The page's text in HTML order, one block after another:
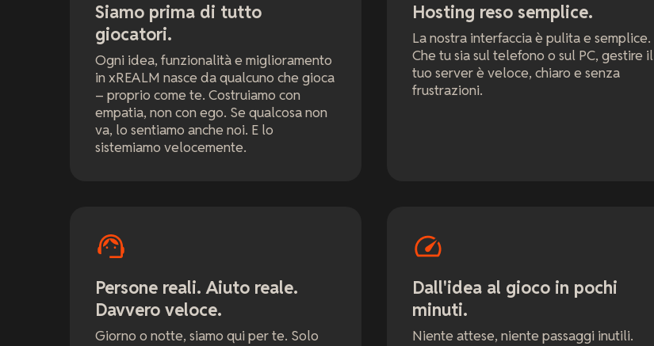
Siamo prima di tutto
giocatori.
Ogni idea, funzionalità e miglioramento
in xREALM nasce da qualcuno che gioca
– proprio come te. Costruiamo con
empatia, non con ego. Se qualcosa non
va, lo sentiamo anche noi. E lo
sistemiamo velocemente.
Hosting reso semplice.
La nostra interfaccia è pulita e semplice.
Che tu sia sul telefono o sul PC, gestire il
tuo server è veloce, chiaro e senza
frustrazioni.
Persone reali. Aiuto reale.
Davvero veloce.
Giorno o notte, siamo qui per te. Solo
Dall'idea al gioco in pochi
minuti.
Niente attese, niente passaggi inutili.